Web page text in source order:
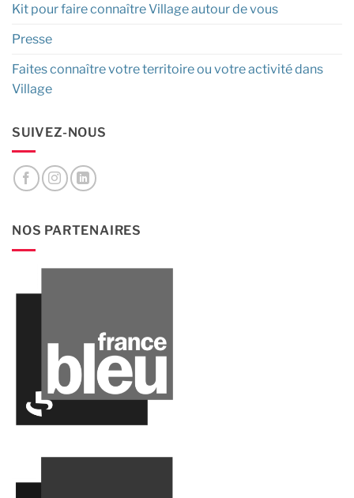
Kit pour faire connaître Village autour de vous
Presse
Faites connaître votre territoire ou votre activité dans
Village
SUIVEZ-NOUS
NOS PARTENAIRES